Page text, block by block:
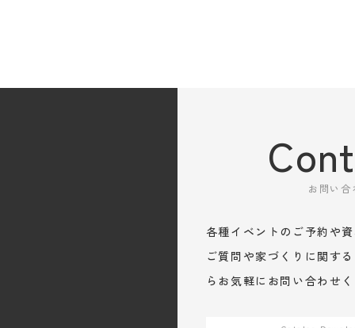
お問い合
各種イベントのご予約や
ご質問や家づくりに関す
らお気軽にお問い合わせ